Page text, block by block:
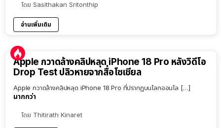
โดย Sasithakan Sritonthip
อ่านเพิ่มเติม
Apple กวาดล้างคลิปหลุด iPhone 18 Pro หลังวิดีโอ
Drop Test ปลิวหายจากสื่อโซเชียล
Apple กวาดล้างคลิปหลุด iPhone 18 Pro ที่ปรากฏบนโลกออนไล […]
มากกว่า
โดย Thitirath Kinaret